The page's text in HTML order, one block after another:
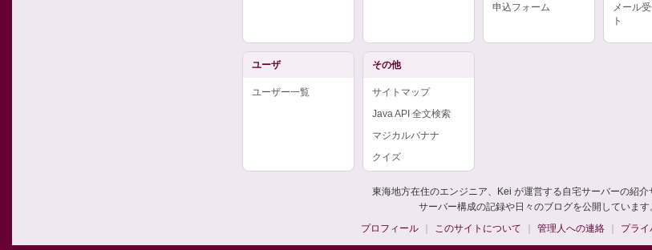
申込フォーム
メール
ト
ユーザ
ユーザー一覧
その他
サイトマップ
Java API 全文検索
マジカルバナナ
クイズ
東海地方在住のエンジニア、Kei が運営する自宅サーバーの紹介
サーバー構成の記録や日々のブログを公開しています
プロフィール
このサイトについて 管理人への連絡 プラ